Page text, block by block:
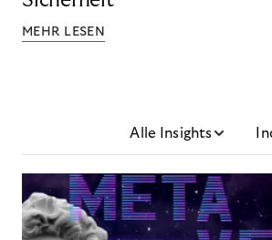
MEHR LESEN
Alle Insights